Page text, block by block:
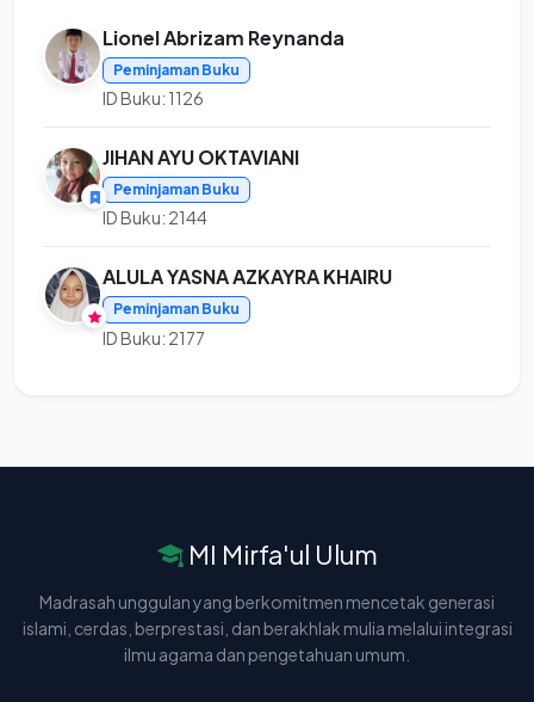
Lionel Abrizam Reynanda
Peminjaman Buku
ID Buku: 1126
JIHAN AYU OKTAVIANI
Peminjaman Buku
ID Buku: 2144
ALULA YASNA AZKAYRA KHAIRU
Peminjaman Buku
ID Buku: 2177
MI Mirfa'ul Ulum
Madrasah unggulan yang berkomitmen mencetak generasi
islami, cerdas, berprestasi, dan berakhlak mulia melalui integrasi
ilmu agama dan pengetahuan umum.